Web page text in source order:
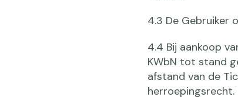
4.3 De Gebruiker
4.4 Bij aankoop
KWbN tot stand
afstand van de